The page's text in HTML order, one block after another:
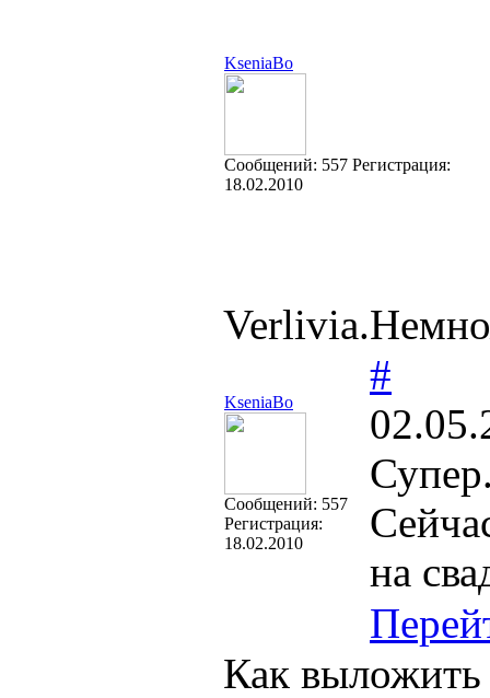
KseniaBo
Cообщений: 557 Регистрация:
18.02.2010
KseniaBo
Cообщений: 557
Регистрация:
18.02.2010
#
на
Как